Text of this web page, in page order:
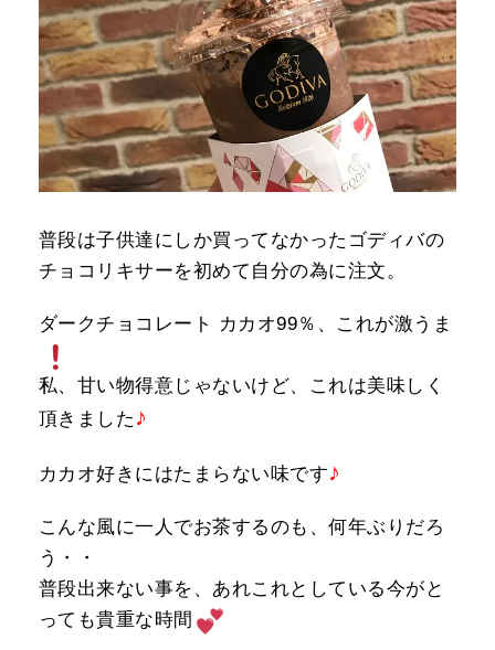
普段は子供達にしか買ってなかったゴディバの
チョコリキサーを初めて自分の為に注文。
ダークチョコレート カカオ99％、これが激うま
私、甘い物得意じゃないけど、これは美味しく
頂きました ♪
カカオ好きにはたまらない味です♪
こんな風に一人でお茶するのも、何年ぶりだろ
う・・
普段出来ない事を、あれこれとしている今がと
っても貴重な時間